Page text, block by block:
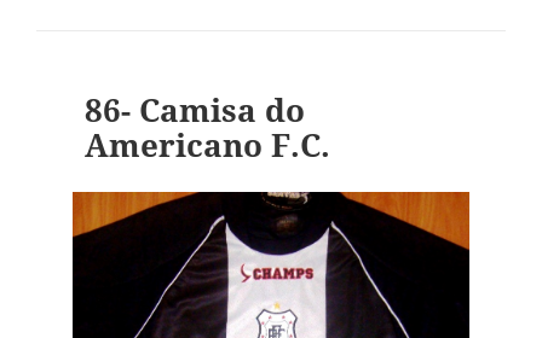
86- Camisa do
Americano F.C.